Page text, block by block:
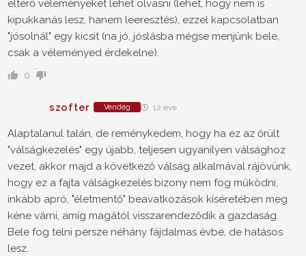
eltérő véleményeket lehet olvasni (lehet, hogy nem is
kipukkanás lesz, hanem leeresztés), ezzel kapcsolatban
"jósolnál" egy kicsit (na jó, jóslásba mégse menjünk bele,
csak a véleményed érdekelne).
0
szofter Vendég 12 éve
Alaptalanul talán, de reménykedem, hogy ha ez az őrült
"válságkezelés" egy újabb, teljesen ugyanilyen válsághoz
vezet, akkor majd a következő válság alkalmával rájövünk,
hogy ez a fajta válságkezelés bizony nem fog működni,
inkább apró, "életmentő" beavatkozások kíséretében meg
kéne várni, amíg magától visszarendeződik a gazdaság.
Bele fog telni persze néhány fájdalmas évbe, de hatásos
lesz.